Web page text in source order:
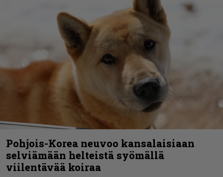
Pohjois-Korea neuvoo kansalaisiaan
selviämään helteistä syömällä
viilentävää koiraa